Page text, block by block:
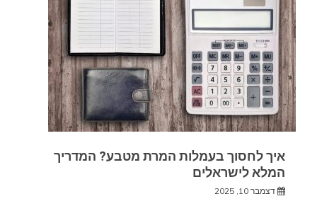
איך לחסוך בעמלות המרת מטבע? המדריך
המלא לישראלים
דצמבר 10, 2025